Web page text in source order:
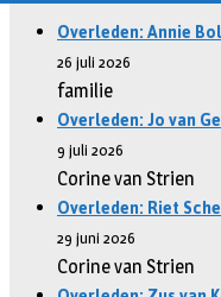
Overleden: Annie
26 juli 2026
familie
Overleden: Jo van
9 juli 2026
Corine van Strien
Overleden: Riet
29 juni 2026
Corine van Strien